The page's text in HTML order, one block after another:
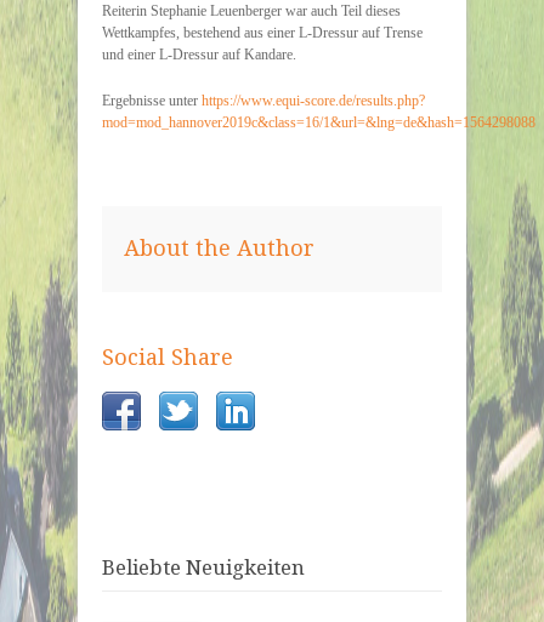
Reiterin Stephanie Leuenberger war auch Teil dieses
Wettkampfes, bestehend aus einer L-Dressur auf Trense
und einer L-Dressur auf Kandare.
Ergebnisse unter https://www.equi-score.de/results.php?
mod=mod_hannover2019c&class=16/1&url=&lng=de&hash=1564298088
About the Author
Social Share
Beliebte Neuigkeiten